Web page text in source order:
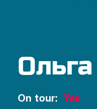
On tour: Yes